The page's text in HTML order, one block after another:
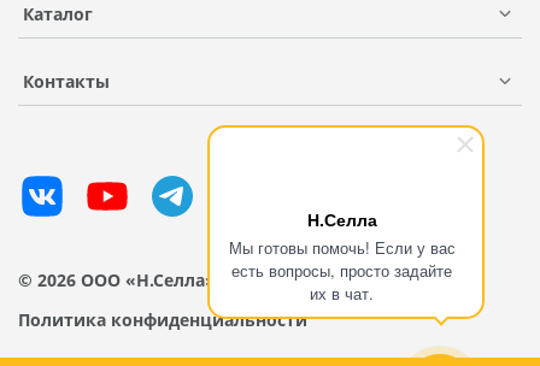
Н.Селла
Мы готовы помочь! Если у вас
есть вопросы, просто задайте
их в чат.
Каталог
Контакты
© 2026 ООО «Н.Селла»
Политика конфиденциальности